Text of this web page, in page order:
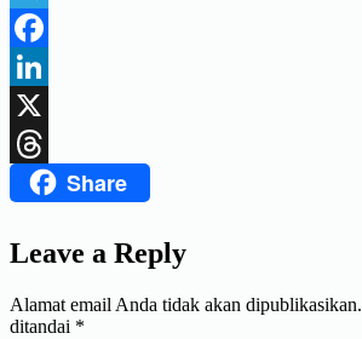
Telegram
Facebook
LinkedIn
X
ThreadsShare
Leave a Reply
Alamat email Anda tidak akan dipublikasikan.
ditandai *